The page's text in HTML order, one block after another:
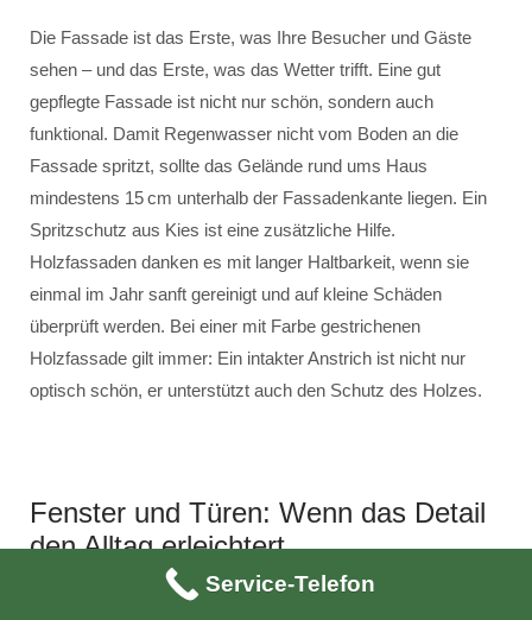
Die Fassade ist das Erste, was Ihre Besucher und Gäste
sehen – und das Erste, was das Wetter trifft. Eine gut
gepflegte Fassade ist nicht nur schön, sondern auch
funktional. Damit Regenwasser nicht vom Boden an die
Fassade spritzt, sollte das Gelände rund ums Haus
mindestens 15 cm unterhalb der Fassadenkante liegen. Ein
Spritzschutz aus Kies ist eine zusätzliche Hilfe.
Holzfassaden danken es mit langer Haltbarkeit, wenn sie
einmal im Jahr sanft gereinigt und auf kleine Schäden
überprüft werden. Bei einer mit Farbe gestrichenen
Holzfassade gilt immer: Ein intakter Anstrich ist nicht nur
optisch schön, er unterstützt auch den Schutz des Holzes.
Fenster und Türen: Wenn das Detail
den Alltag erleichtert
Sie öffnen sich zigfach am Tag – und meist denkt man nicht
Service-Telefon